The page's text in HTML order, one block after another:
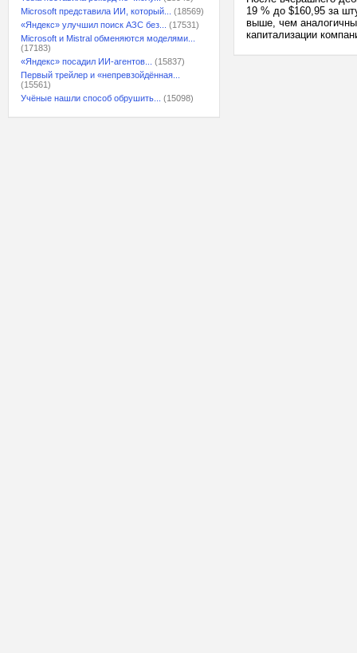
Microsoft представила ИИ, который...
(18569)
«Яндекс» улучшил поиск АЗС без...
(17531)
Microsoft и Mistral обменяются моделями...
(17183)
«Яндекс» посадил ИИ-агентов...
(15837)
Первый трейлер и «непревзойдённая...
(15561)
Учёные нашли способ обрушить...
(15098)
19 % до $160,95 за
выше, чем
капитализации